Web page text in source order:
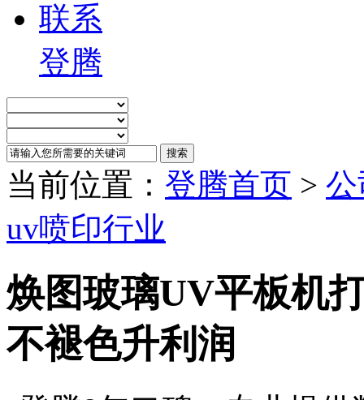
联系
登腾
当前位置： 登腾首页 >
uv喷印行业
焕图玻璃UV平板机
不褪色升利润